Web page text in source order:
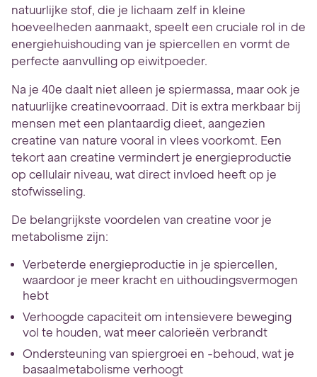
natuurlijke stof, die je lichaam zelf in kleine
hoeveelheden aanmaakt, speelt een cruciale rol in de
energiehuishouding van je spiercellen en vormt de
perfecte aanvulling op eiwitpoeder.
Na je 40e daalt niet alleen je spiermassa, maar ook je
natuurlijke creatinevoorraad. Dit is extra merkbaar bij
mensen met een plantaardig dieet, aangezien
creatine van nature vooral in vlees voorkomt. Een
tekort aan creatine vermindert je energieproductie
op cellulair niveau, wat direct invloed heeft op je
stofwisseling.
De belangrijkste voordelen van creatine voor je
metabolisme zijn:
Verbeterde energieproductie in je spiercellen,
waardoor je meer kracht en uithoudingsvermogen
hebt
Verhoogde capaciteit om intensievere beweging
vol te houden, wat meer calorieën verbrandt
Ondersteuning van spiergroei en -behoud, wat je
basaalmetabolisme verhoogt